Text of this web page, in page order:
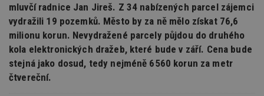
mluvčí radnice Jan Jireš. Z 34 nabízených parcel zájemci
vydražili 19 pozemků. Město by za ně mělo získat 76,6
milionu korun. Nevydražené parcely půjdou do druhého
kola elektronických dražeb, které bude v září. Cena bude
stejná jako dosud, tedy nejméně 6560 korun za metr
čtvereční.